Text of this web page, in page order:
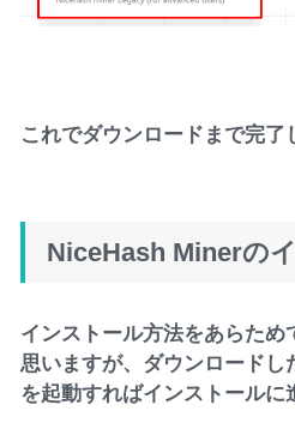
これでダウンロードまで完了
NiceHash Minerの
インストール方法をあらため
思いますが、ダウンロードし
を起動すればインストールに